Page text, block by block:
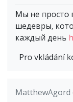
Мы не просто
шедевры,
каждый день
Pro vkládání
MatthewAgord